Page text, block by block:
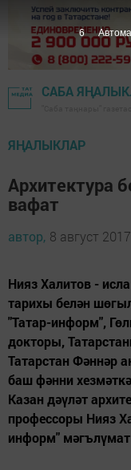
САБА
ЯҢАЛЫКЛАР
Архитектура
вафат
автор, 8 август
Нияз Халитов -
тарихы белән
"Татар-информ",
докторы,
Татарстан Фәннәр
баш фәнни
Казан дәүләт
профессоры Нияз
информ"
5